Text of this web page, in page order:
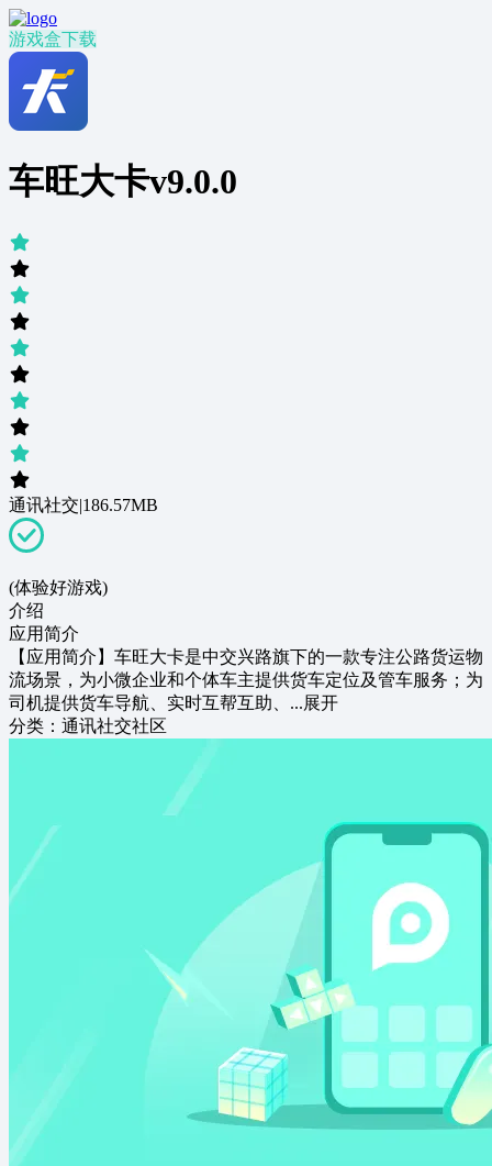
游戏盒下载
车旺大卡v9.0.0
通讯社交|186.57MB
(体验好游戏)
介绍
应用简介
【应用简介】车旺大卡是中交兴路旗下的一款专注公路货运物
流场景，为小微企业和个体车主提供货车定位及管车服务；为
司机提供货车导航、实时互帮互助、...展开
分类： 通讯社交社区